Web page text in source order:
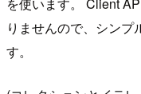
を使います。 Client
りませんので、シンプ
す。